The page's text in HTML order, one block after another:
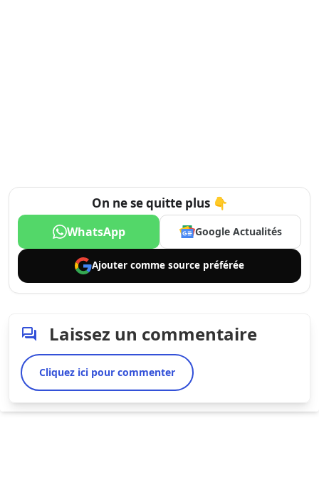
On ne se quitte plus 👇
WhatsApp Google Actualités
Ajouter comme source préférée
Laissez un commentaire
Cliquez ici pour commenter